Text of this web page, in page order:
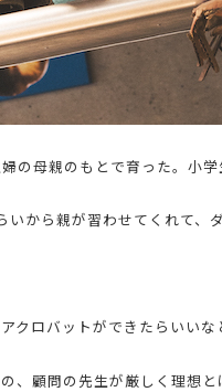
母親のもとで育った。小
から親が習わせてくれて、
クロバットができたらいい
顧問の先生が厳しく理想と